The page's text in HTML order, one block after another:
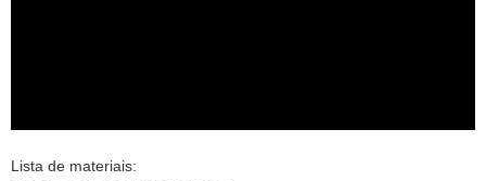
Lista de materiais: